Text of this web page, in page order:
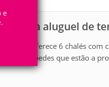
e
para aluguel de
Mirassol oferece 6 chalés
e hóspedes que estão a